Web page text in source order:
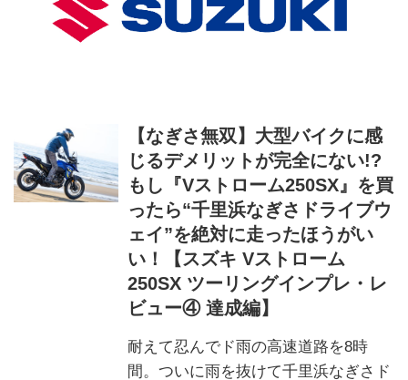
【なぎさ無双】大型バイクに感
じるデメリットが完全にない!?
もし『Vストローム250SX』を買
ったら“千里浜なぎさドライブウ
ェイ”を絶対に走ったほうがい
い！【スズキ Vストローム
250SX ツーリングインプレ・レ
ビュー④ 達成編】
耐えて忍んでド雨の高速道路を8時
間。ついに雨を抜けて千里浜なぎさド